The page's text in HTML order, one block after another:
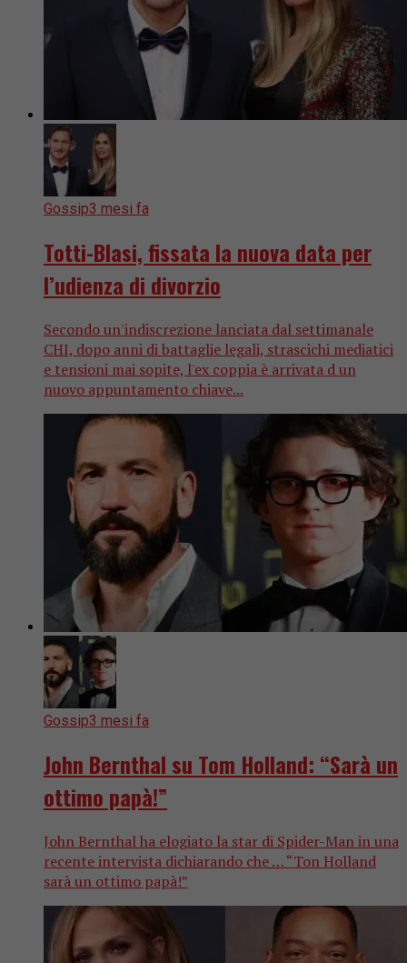
Gossip3 mesi fa
Totti-Blasi, fissata la nuova data per
l’udienza di divorzio
Secondo un'indiscrezione lanciata dal settimanale
CHI, dopo anni di battaglie legali, strascichi mediatici
e tensioni mai sopite, l'ex coppia è arrivata d un
nuovo appuntamento chiave...
Gossip3 mesi fa
John Bernthal su Tom Holland: “Sarà un
ottimo papà!”
John Bernthal ha elogiato la star di Spider-Man in una
recente intervista dichiarando che … “Ton Holland
sarà un ottimo papà!”